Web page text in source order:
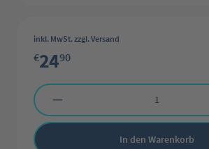
inkl. MwSt. zzgl. Versand
€2490
Produkt Anzahl: Gib den gewünschten Wert ein
In den Warenkorb